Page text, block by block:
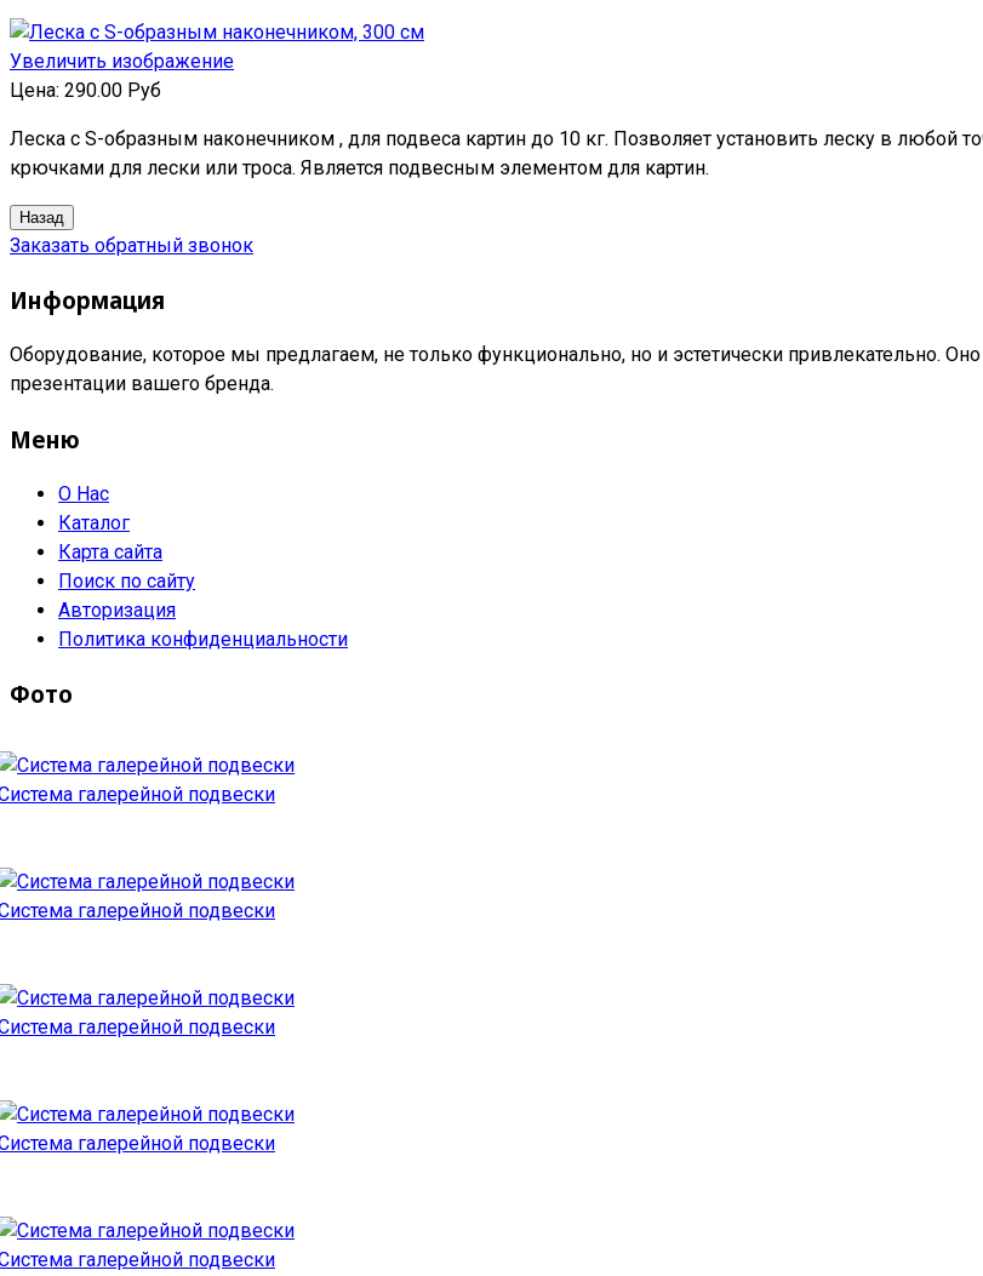
Увеличить изображение
Цена: 290.00 Руб
Леска с S-образным наконечником , для подвеса картин до 10 кг. Позволяет установить леску в любой
крючками для лески или троса. Является подвесным элементом для картин.
Заказать обратный звонок
Информация
Оборудование, которое мы предлагаем, не только функционально, но и эстетически привлекательно.
презентации вашего бренда.
Меню
О Нас
Каталог
Карта сайта
Поиск по сайту
Авторизация
Политика конфиденциальности
Фото
галерейной подвески
галерейной подвески
галерейной подвески
галерейной подвески
галерейной подвески